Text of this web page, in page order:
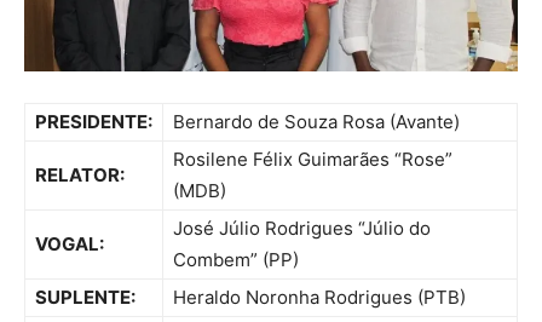
PRESIDENTE: Bernardo de Souza Rosa (Avante)
RELATOR:
Rosilene Félix Guimarães “Rose”
(MDB)
VOGAL:
José Júlio Rodrigues “Júlio do
Combem” (PP)
SUPLENTE:
Heraldo Noronha Rodrigues (PTB)